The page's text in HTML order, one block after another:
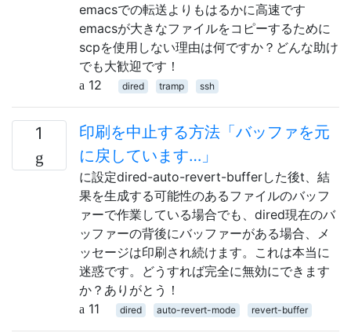
emacsでの転送よりもはるかに高速です
emacsが大きなファイルをコピーするために
scpを使用しない理由は何ですか？どんな助け
でも大歓迎です！
12
dired tramp ssh
1
印刷を中止する方法「バッファを元
に戻しています…」
に設定dired-auto-revert-bufferした後t、結
果を生成する可能性のあるファイルのバッフ
ァーで作業している場合でも、dired現在のバ
ッファーの背後にバッファーがある場合、メ
ッセージは印刷され続けます。これは本当に
迷惑です。どうすれば完全に無効にできます
か？ありがとう！
11
dired auto-revert-mode revert-buffer